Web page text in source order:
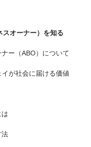
オーナー）を知る
ー（ABO）について
が社会に届ける価値
法